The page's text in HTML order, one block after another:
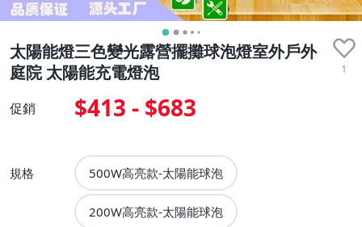
太陽能燈三色變光露營擺攤球泡燈室外戶外
庭院 太陽能充電燈泡
1
促銷 $413 - $683
規格 500W高亮款-太陽能球泡
200W高亮款-太陽能球泡